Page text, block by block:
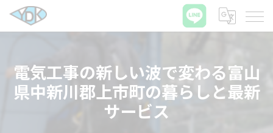
電気工事の新しい波で変わる富山
県中新川郡上市町の暮らしと最新
サービス